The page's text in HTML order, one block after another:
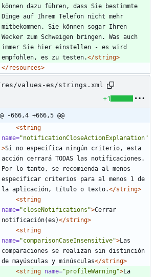
können dazu führen, dass Sie bestimmte
Dinge auf Ihrem Telefon nicht mehr
mitbekommen. Sie können sogar Ihren
Wecker zum Schweigen bringen. Was auch
immer Sie hier einstellen - es wird
empfohlen, es zu testen.</string>
</resources>
res/values-es/strings.xml
+1
-666,4 +666,5 @@
<string
name="notificationCloseActionExplanation"
>Si no especifica ningún criterio, esta
acción cerrará TODAS las notificaciones.
Por lo tanto, se recomienda al menos
especificar criterios para al menos 1 de
la aplicación, título o texto.</string>
<string
name="closeNotifications">Cerrar
notificación(es)</string>
<string
name="comparisonCaseInsensitive">Las
comparaciones se realizan sin distinción
de mayúsculas y minúsculas</string>
<string name="profileWarning">La